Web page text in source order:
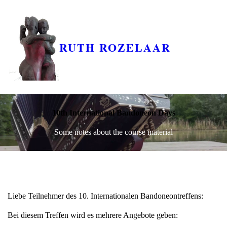
RUTH ROZELAAR
10th International Bandoneon Days
Some notes about the course material
Liebe Teilnehmer des 10. Internationalen Bandoneontreffens:
Bei diesem Treffen wird es mehrere Angebote geben: